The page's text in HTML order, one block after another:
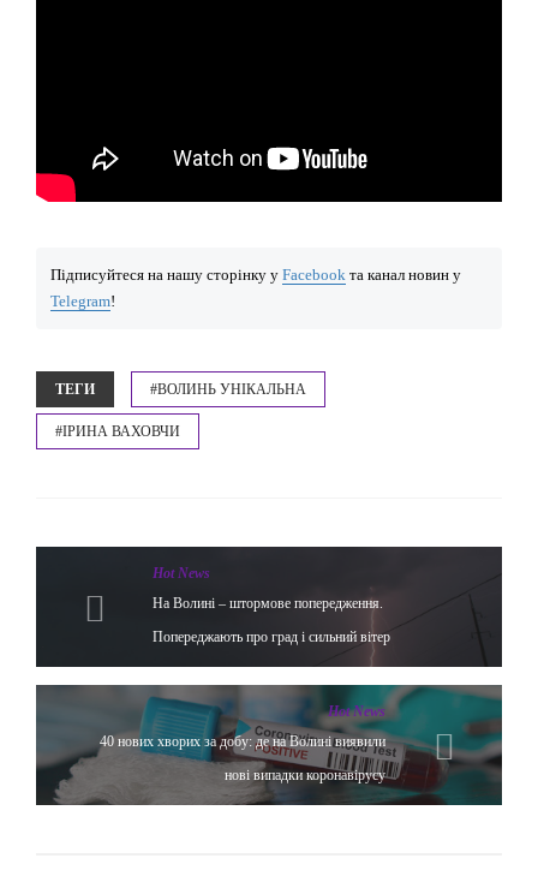
Підписуйтеся на нашу сторінку у Facebook та канал новин у
Telegram!
ТЕГИ #ВОЛИНЬ УНІКАЛЬНА
#ІРИНА ВАХОВЧИ
Hot News
На Волині – штормове попередження.
Попереджають про град і сильний вітер
Hot News
40 нових хворих за добу: де на Волині виявили
нові випадки коронавірусу